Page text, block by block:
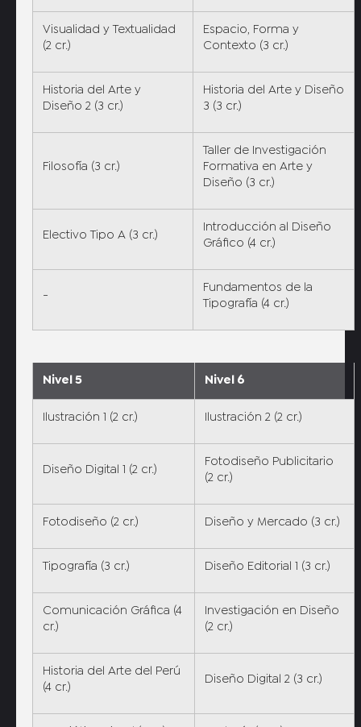
Visualidad y Textualidad
(2 cr.)
Espacio, Forma y
Contexto (3 cr.)
Historia del Arte y
Diseño 2 (3 cr.)
Historia del Arte y Diseño
3 (3 cr.)
Filosofía (3 cr.)
Taller de Investigación
Formativa en Arte y
Diseño (3 cr.)
Electivo Tipo A (3 cr.)
Introducción al Diseño
Gráfico (4 cr.)
-
Fundamentos de la
Tipografía (4 cr.)
Nivel 5 Nivel 6
Ilustración 1 (2 cr.) Ilustración 2 (2 cr.)
Diseño Digital 1 (2 cr.)
Fotodiseño Publicitario
(2 cr.)
Fotodiseño (2 cr.) Diseño y Mercado (3 cr.)
Tipografía (3 cr.) Diseño Editorial 1 (3 cr.)
Comunicación Gráfica (4
cr.)
Investigación en Diseño
(2 cr.)
Historia del Arte del Perú
(4 cr.)
Diseño Digital 2 (3 cr.)